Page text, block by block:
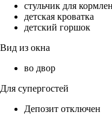
стульчик для
детская кроватка
детский горшок
Вид из окна
во двор
Для супергостей
Депозит отключен